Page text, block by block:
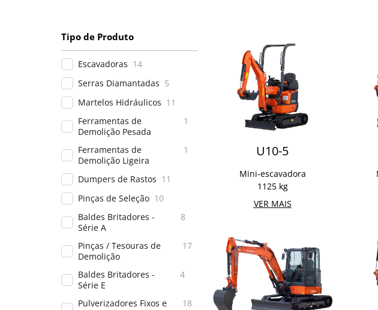
Tipo de Produto
Escavadoras 14
Serras Diamantadas 5
Martelos Hidráulicos 11
Ferramentas de
Demolição Pesada
1
Ferramentas de
Demolição Ligeira
1
Dumpers de Rastos 11
Pinças de Seleção 10
Baldes Britadores -
Série A
8
Pinças / Tesouras de
Demolição
17
Baldes Britadores -
Série E
4
Pulverizadores Fixos e
18
U10-5
Mini-escavadora
1125 kg
VER MAIS